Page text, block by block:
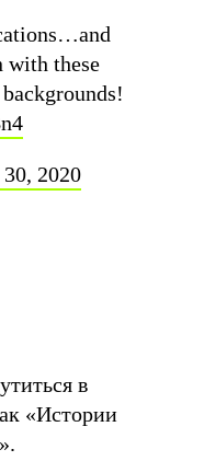
with these
2020
в
«Истории